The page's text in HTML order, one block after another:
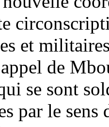
et
de
se sont
par le